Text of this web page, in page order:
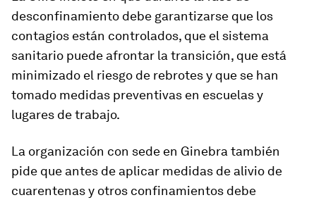
desconfinamiento debe garantizarse que los
contagios están controlados, que el sistema
sanitario puede afrontar la transición, que está
minimizado el riesgo de rebrotes y que se han
tomado medidas preventivas en escuelas y
lugares de trabajo.
La organización con sede en Ginebra también
pide que antes de aplicar medidas de alivio de
cuarentenas y otros confinamientos debe